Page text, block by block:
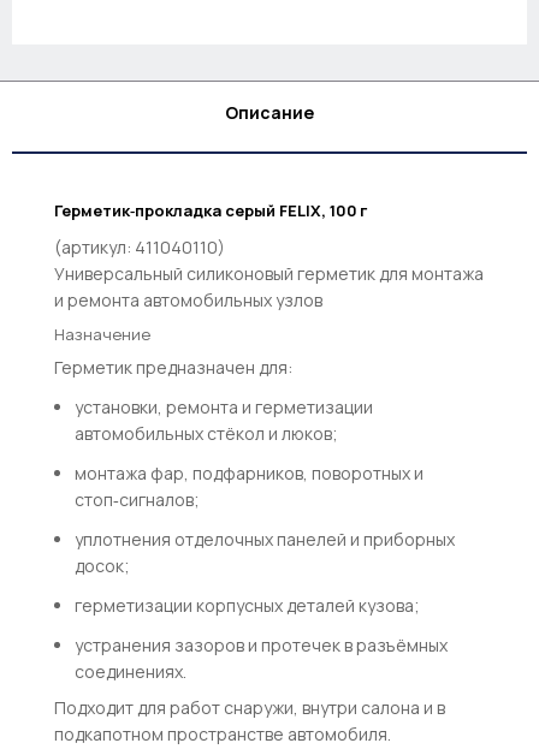
Описание
Герметик‑прокладка серый FELIX, 100 г
(артикул: 411040110)
Универсальный силиконовый герметик для монтажа
и ремонта автомобильных узлов
Назначение
Герметик предназначен для:
установки, ремонта и герметизации
автомобильных стёкол и люков;
монтажа фар, подфарников, поворотных и
стоп‑сигналов;
уплотнения отделочных панелей и приборных
досок;
герметизации корпусных деталей кузова;
устранения зазоров и протечек в разъёмных
соединениях.
Подходит для работ снаружи, внутри салона и в
подкапотном пространстве автомобиля.